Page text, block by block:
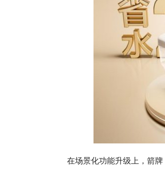
在场景化功能升级上，箭